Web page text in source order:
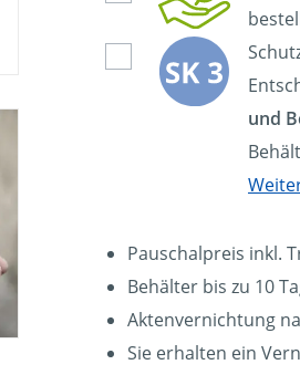
und
Pauschalpreis inkl.
Behälter bis zu 10
Aktenvernichtung
Sie erhalten ein